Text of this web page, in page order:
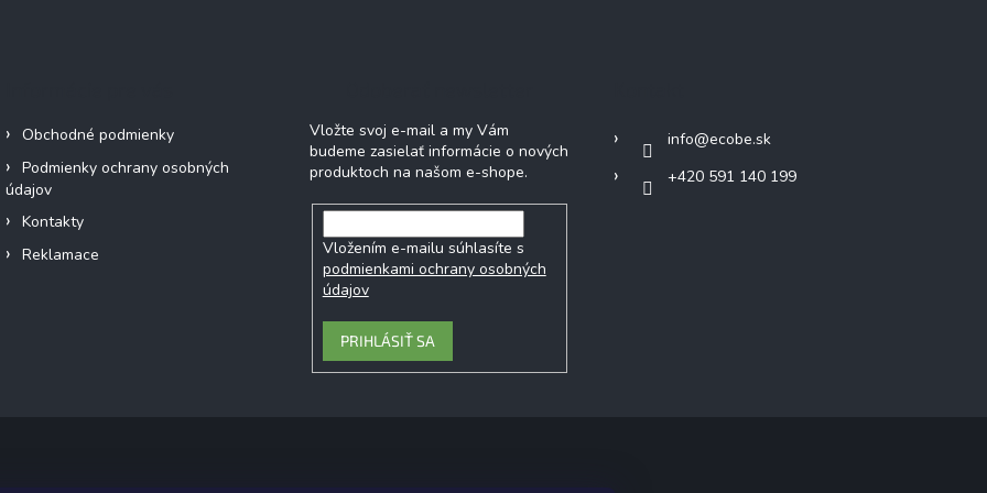
Obchodné podmienky
Podmienky ochrany osobných
údajov
Kontakty
Reklamace
Vložte svoj e-mail a my Vám
budeme zasielať informácie o nových
produktoch na našom e-shope.
Vložením e-mailu súhlasíte s
podmienkami ochrany osobných
údajov
PRIHLÁSIŤ SA
info@ecobe.sk
+420 591 140 199